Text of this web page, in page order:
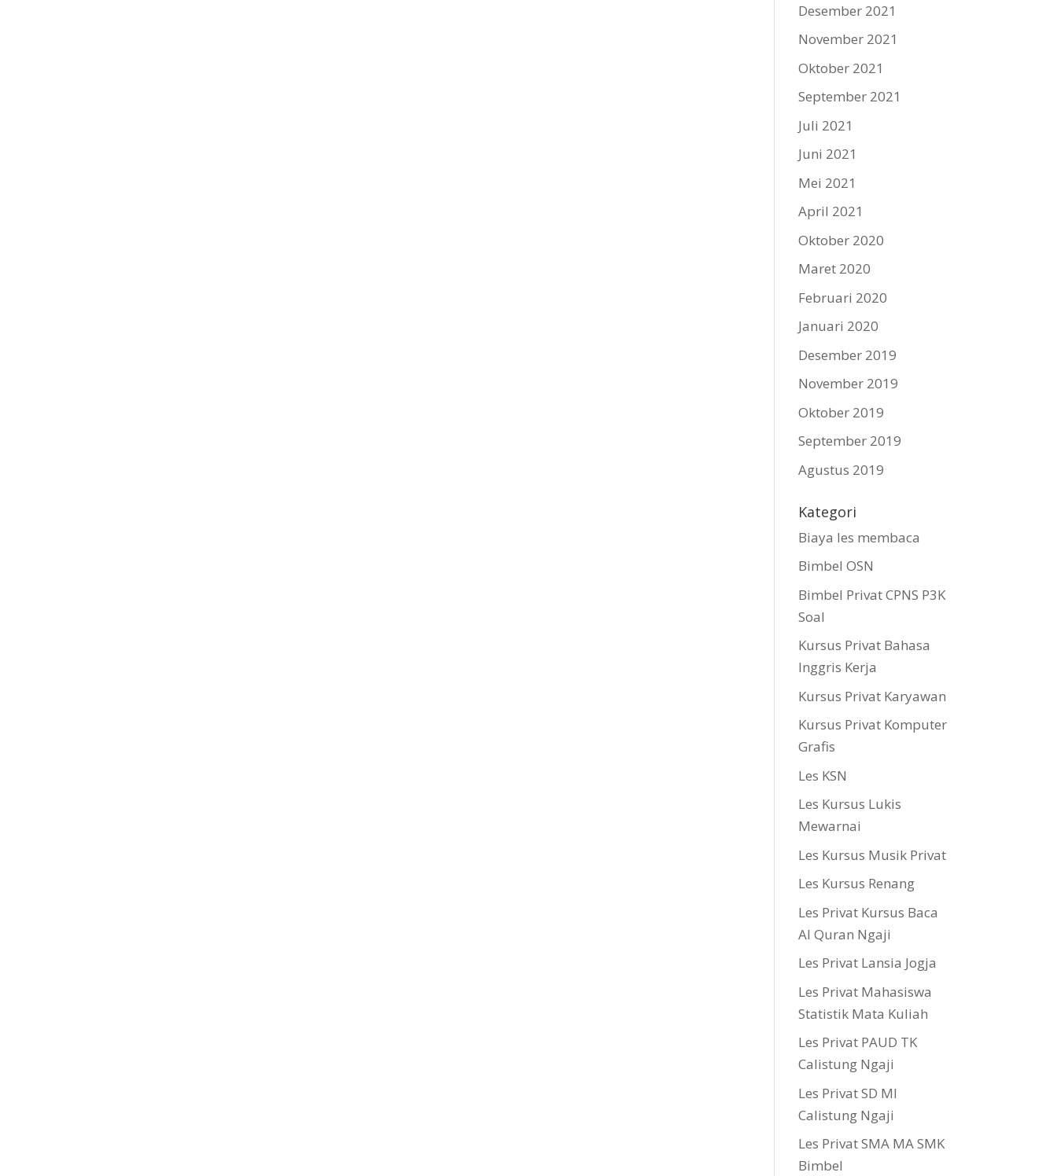
Desember 2021
November 2021
Oktober 2021
September 2021
Juli 2021
Juni 2021
Mei 2021
April 2021
Oktober 2020
Maret 2020
Februari 2020
Januari 2020
Desember 2019
November 2019
Oktober 2019
September 2019
Agustus 2019
Kategori
Biaya les membaca
Bimbel OSN
Bimbel Privat CPNS P3K
Soal
Kursus Privat Bahasa
Inggris Kerja
Kursus Privat Karyawan
Kursus Privat Komputer
Grafis
Les KSN
Les Kursus Lukis
Mewarnai
Les Kursus Musik Privat
Les Kursus Renang
Les Privat Kursus Baca
Al Quran Ngaji
Les Privat Lansia Jogja
Les Privat Mahasiswa
Statistik Mata Kuliah
Les Privat PAUD TK
Calistung Ngaji
Les Privat SD MI
Calistung Ngaji
Les Privat SMA MA SMK
Bimbel